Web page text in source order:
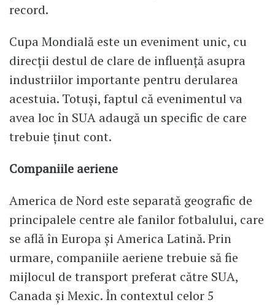
record.
Cupa Mondială este un eveniment unic, cu
direcții destul de clare de influență asupra
industriilor importante pentru derularea
acestuia. Totuși, faptul că evenimentul va
avea loc în SUA adaugă un specific de care
trebuie ținut cont.
Companiile aeriene
America de Nord este separată geografic de
principalele centre ale fanilor fotbalului, care
se află în Europa și America Latină. Prin
urmare, companiile aeriene trebuie să fie
mijlocul de transport preferat către SUA,
Canada și Mexic. În contextul celor 5